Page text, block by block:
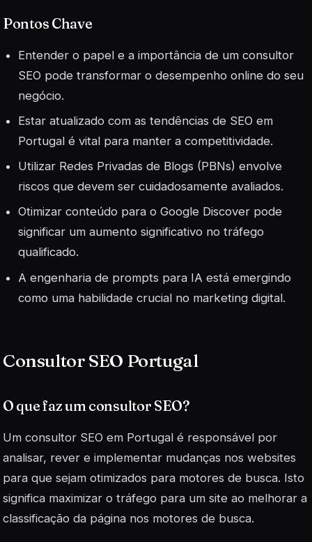
Pontos Chave
Entender o papel e a importância de um consultor
SEO pode transformar o desempenho online do seu
negócio.
Estar atualizado com as tendências de SEO em
Portugal é vital para manter a competitividade.
Utilizar Redes Privadas de Blogs (PBNs) envolve
riscos que devem ser cuidadosamente avaliados.
Otimizar conteúdo para o Google Discover pode
significar um aumento significativo no tráfego
qualificado.
A engenharia de prompts para IA está emergindo
como uma habilidade crucial no marketing digital.
Consultor SEO Portugal
O que faz um consultor SEO?
Um consultor SEO em Portugal é responsável por
analisar, rever e implementar mudanças nos websites
para que sejam otimizados para motores de busca. Isto
significa maximizar o tráfego para um site ao melhorar a
classificação da página nos motores de busca.